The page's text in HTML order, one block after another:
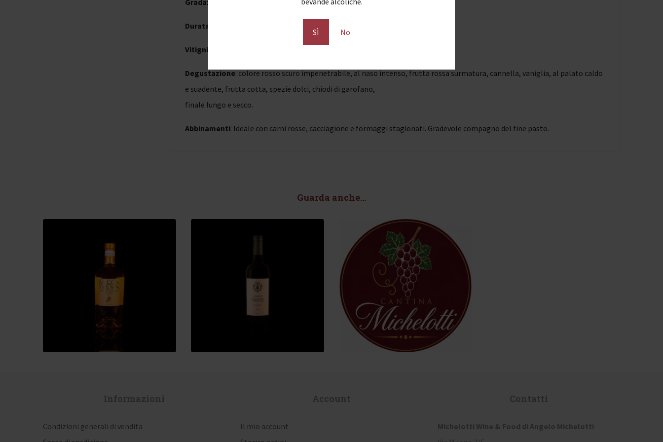
SÌ No
Durata
Vitigni
Degustazione: colore rosso scuro impenetrabile, al naso intenso, frutta rossa surmatura, cannella, vaniglia, al palato caldo
e suadente, frutta cotta, spezie dolci, chiodi di garofano,
finale lungo e secco.
Abbinamenti: Ideale con carni rosse, cacciagione e formaggi stagionati. Gradevole compagno del fine pasto.
Guarda anche...
100,00
Informazioni
Condizioni generali di vendita
Account
Il mio account
Contatti
Michelotti Wine & Food di Angelo Michelotti